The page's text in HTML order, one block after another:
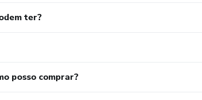
ter?
posso comprar?